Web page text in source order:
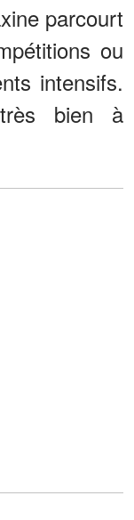
parcourt
ou
intensifs.
bien à